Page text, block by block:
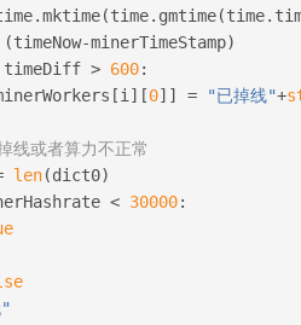
minerTimeStamp)
timeDiff > 600:
0]] = "已掉线"+
线或者算力不正常
len(dict0)
< 30000: